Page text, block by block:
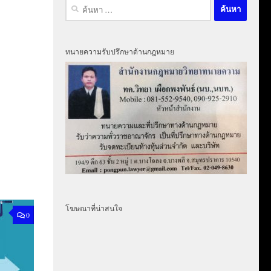
0
ค้นหา
สำหรับ:
ทนายความรับปรึกษาด้านกฎหมาย
โฆษณาที่น่าสนใจ